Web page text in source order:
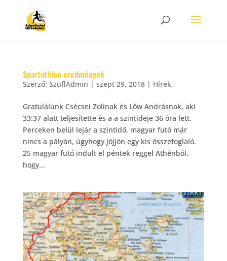
Spartathlon eredmények
Szerző: SzuflAdmin | szept 29, 2018| Hírek
Gratulálunk Csécsei Zolinak és Lőw Andrásnak, aki
33:37 alatt teljesítette és a a szintideje 36 óra lett.
Perceken belül lejár a szintidő, magyar futó már
nincs a pályán, úgyhogy jöjjön egy kis összefoglaló.
25 magyar futó indult el péntek reggel Athénból,
hogy...